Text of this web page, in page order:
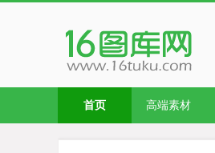
首页 高端素材